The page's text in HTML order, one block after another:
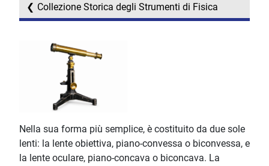
Collezione Storica degli Strumenti di Fisica
Nella sua forma più semplice, è costituito da due sole
lenti: la lente obiettiva, piano-convessa o biconvessa, e
la lente oculare, piano-concava o biconcava. La